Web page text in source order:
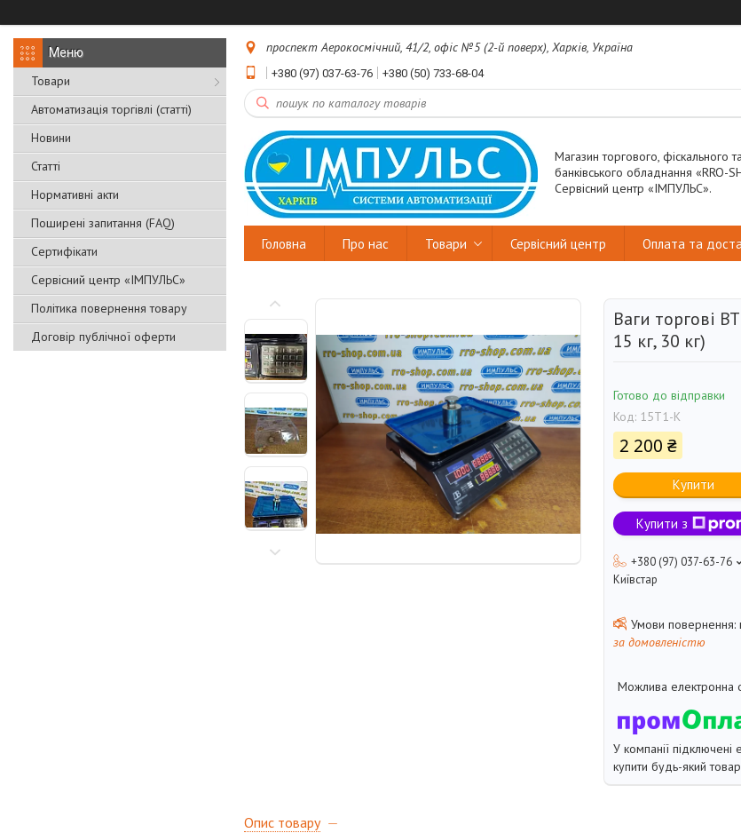
Товари
Автоматизація торгівлі (статті)
Новини
Статті
Нормативні акти
Поширені запитання (FAQ)
Сертифікати
Сервісний центр «ІМПУЛЬС»
Політика повернення товару
Договір публічної оферти
проспект Аерокосмічний, 41/2, офіс №5 (2-й поверх), Харків, Україна
+380 (97) 037-63-76 +380 (50) 733-68-04
Магазин торгового, фіскального та
банківського обладнання «RRO-
Сервісний центр «ІМПУЛЬС».
Головна Про нас Товари Сервісний центр Оплата та
Ваги торгові
15 кг, 30 кг)
Готово до відправки
Код: 15Т1-К
2 200 ₴
Купити
Купити з
+380 (97) 037-63-76
Київстар
за домовленістю
У компанії
купити будь-який
Опис товару